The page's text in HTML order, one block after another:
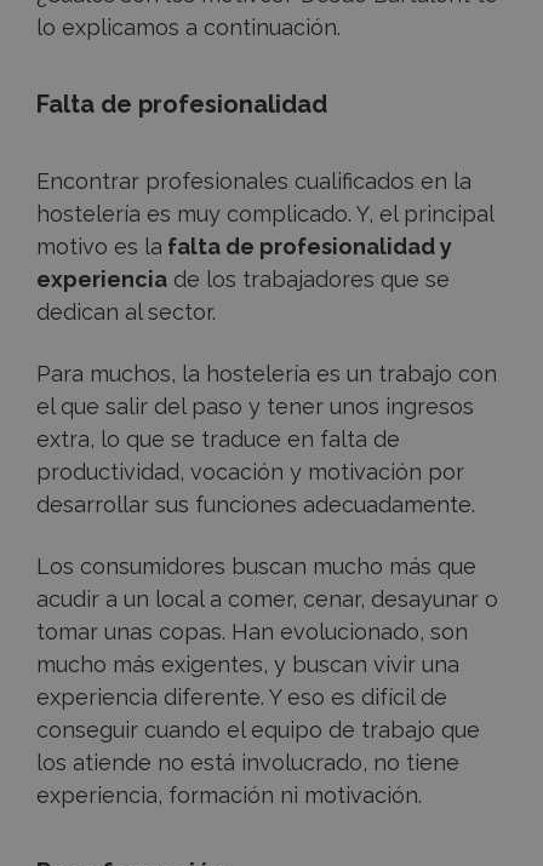
lo explicamos a continuación.
Falta de profesionalidad
Encontrar profesionales cualificados en la
hostelería es muy complicado. Y, el principal
motivo es la falta de profesionalidad y
experiencia de los trabajadores que se
dedican al sector.
Para muchos, la hostelería es un trabajo con
el que salir del paso y tener unos ingresos
extra, lo que se traduce en falta de
productividad, vocación y motivación por
desarrollar sus funciones adecuadamente.
Los consumidores buscan mucho más que
acudir a un local a comer, cenar, desayunar o
tomar unas copas. Han evolucionado, son
mucho más exigentes, y buscan vivir una
experiencia diferente. Y eso es difícil de
conseguir cuando el equipo de trabajo que
los atiende no está involucrado, no tiene
experiencia, formación ni motivación.